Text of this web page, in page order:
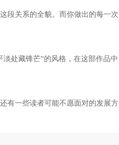
段关系的全貌。而你做出的每一次
处藏锋芒”的风格，在这部作品中
有一些读者可能不愿面对的发展方